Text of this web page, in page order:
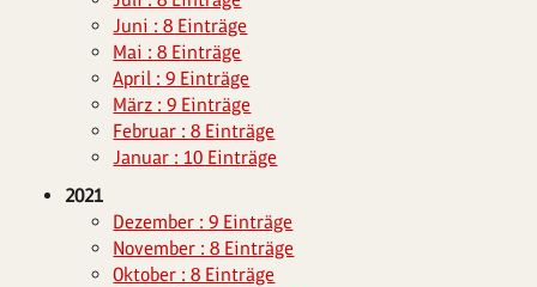
Juni : 8 Einträge
Mai : 8 Einträge
April : 9 Einträge
März : 9 Einträge
Februar : 8 Einträge
Januar : 10 Einträge
2021
Dezember : 9 Einträge
November : 8 Einträge
Oktober : 8 Einträge